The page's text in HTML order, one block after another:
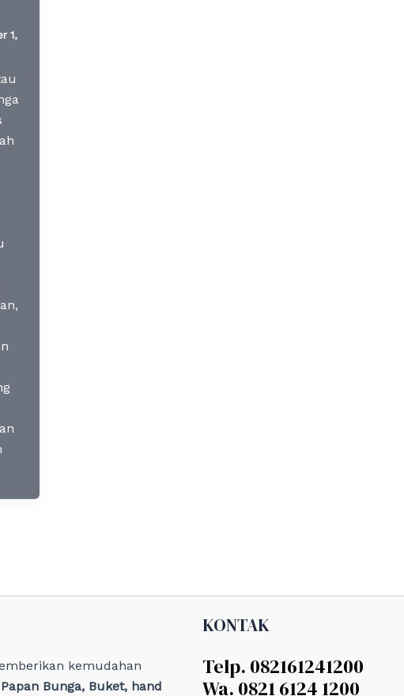
1,
kemudahan
Papan Bunga, Buket, hand
KONTAK
Telp. 082161241200
Wa. 0821 6124 1200